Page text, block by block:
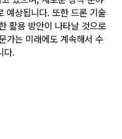
예상됩니다. 또한 드론 기술
활용 방안이 나타날 것으로
가는 미래에도 계속해서 수
다.